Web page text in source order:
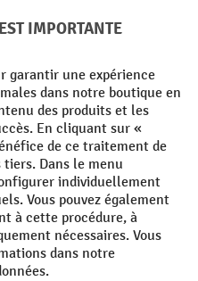
légales
de cookies
and possible delivery charges,
des stocks. La remise ne
pas possible de le combiner
ou bons de réduction. | ² La
lors de la première inscription
valable pendant 10 jours et